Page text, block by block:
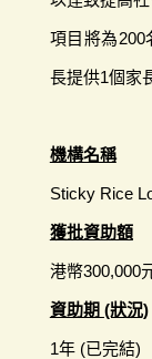
項目將為200
長提供1個家
機構名稱
Sticky Rice
獲批資助額
港幣300,000
資助期 (狀況)
1年 (已完結)